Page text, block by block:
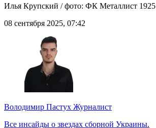
Илья Крупский / фото: ФК Металлист 1925
08 сентября 2025, 07:42
Володимир Пастух Журналист
Все инсайды о звездах сборной Украины.